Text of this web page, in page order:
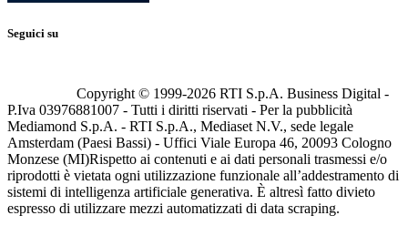
Seguici su
Copyright © 1999-2026 RTI S.p.A. Business Digital -
P.Iva 03976881007 - Tutti i diritti riservati - Per la pubblicità
Mediamond S.p.A. - RTI S.p.A., Mediaset N.V., sede legale
Amsterdam (Paesi Bassi) - Uffici Viale Europa 46, 20093 Cologno
Monzese (MI)Rispetto ai contenuti e ai dati personali trasmessi e/o
riprodotti è vietata ogni utilizzazione funzionale all’addestramento di
sistemi di intelligenza artificiale generativa. È altresì fatto divieto
espresso di utilizzare mezzi automatizzati di data scraping.